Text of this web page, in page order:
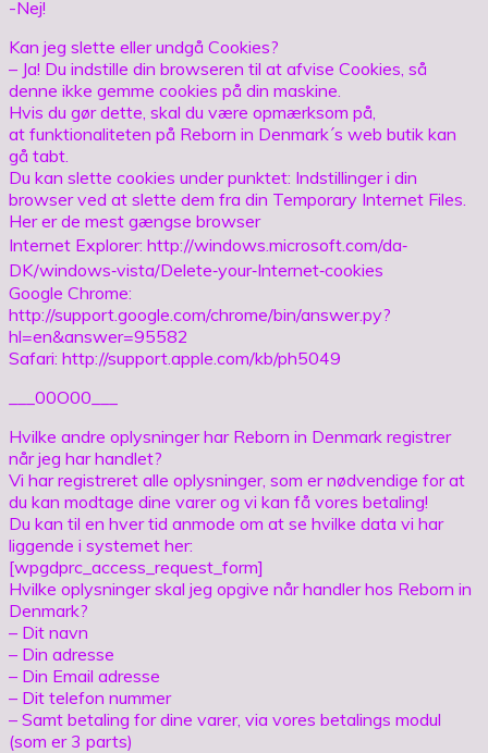
-Nej!
Kan jeg slette eller undgå Cookies?
– Ja! Du indstille din browseren til at afvise Cookies, så
denne ikke gemme cookies på din maskine.
Hvis du gør dette, skal du være opmærksom på,
at funktionaliteten på Reborn in Denmark´s web butik kan
gå tabt.
Du kan slette cookies under punktet: Indstillinger i din
browser ved at slette dem fra din Temporary Internet Files.
Her er de mest gængse browser
Internet Explorer: http://windows.microsoft.com/da‐
DK/windows‐vista/Delete‐your‐Internet‐cookies
Google Chrome:
http://support.google.com/chrome/bin/answer.py?
hl=en&answer=95582
Safari: http://support.apple.com/kb/ph5049
___00O00___
Hvilke andre oplysninger har Reborn in Denmark registrer
når jeg har handlet?
Vi har registreret alle oplysninger, som er nødvendige for at
du kan modtage dine varer og vi kan få vores betaling!
Du kan til en hver tid anmode om at se hvilke data vi har
liggende i systemet her:
[wpgdprc_access_request_form]
Hvilke oplysninger skal jeg opgive når handler hos Reborn in
Denmark?
– Dit navn
– Din adresse
– Din Email adresse
– Dit telefon nummer
– Samt betaling for dine varer, via vores betalings modul
(som er 3 parts)